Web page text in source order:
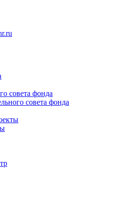
совета фонда
совета фонда